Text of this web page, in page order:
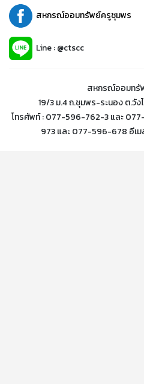
สหกรณ์ออมทรัพย์ครูชุมพร
Line : @ctscc
สหกรณ์ออมทรั
19/3 ม.4 ถ.ชุมพร-ระนอง ต.วั
โทรศัพท์ : 077-596-762-3 และ
973 และ 077-596-678 อีเ